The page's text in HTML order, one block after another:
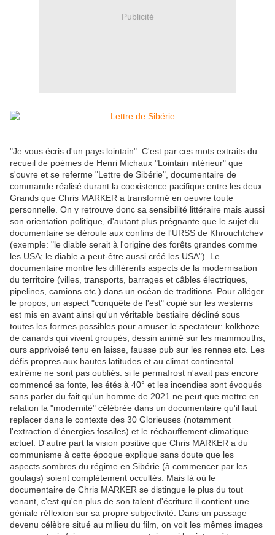
Publicité
"Je vous écris d'un pays lointain". C'est par ces mots extraits du
recueil de poèmes de Henri Michaux "Lointain intérieur" que
s'ouvre et se referme "Lettre de Sibérie", documentaire de
commande réalisé durant la coexistence pacifique entre les deux
Grands que Chris MARKER a transformé en oeuvre toute
personnelle. On y retrouve donc sa sensibilité littéraire mais aussi
son orientation politique, d'autant plus prégnante que le sujet du
documentaire se déroule aux confins de l'URSS de Khrouchtchev
(exemple: "le diable serait à l'origine des forêts grandes comme
les USA; le diable a peut-être aussi créé les USA"). Le
documentaire montre les différents aspects de la modernisation
du territoire (villes, transports, barrages et câbles électriques,
pipelines, camions etc.) dans un océan de traditions. Pour alléger
le propos, un aspect "conquête de l'est" copié sur les westerns
est mis en avant ainsi qu'un véritable bestiaire décliné sous
toutes les formes possibles pour amuser le spectateur: kolkhoze
de canards qui vivent groupés, dessin animé sur les mammouths,
ours apprivoisé tenu en laisse, fausse pub sur les rennes etc. Les
défis propres aux hautes latitudes et au climat continental
extrême ne sont pas oubliés: si le permafrost n'avait pas encore
commencé sa fonte, les étés à 40° et les incendies sont évoqués
sans parler du fait qu'un homme de 2021 ne peut que mettre en
relation la "modernité" célébrée dans un documentaire qu'il faut
replacer dans le contexte des 30 Glorieuses (notamment
l'extraction d'énergies fossiles) et le réchauffement climatique
actuel. D'autre part la vision positive que Chris MARKER a du
communisme à cette époque explique sans doute que les
aspects sombres du régime en Sibérie (à commencer par les
goulags) soient complètement occultés. Mais là où le
documentaire de Chris MARKER se distingue le plus du tout
venant, c'est qu'en plus de son talent d'écriture il contient une
géniale réflexion sur sa propre subjectivité. Dans un passage
devenu célèbre situé au milieu du film, on voit les mêmes images